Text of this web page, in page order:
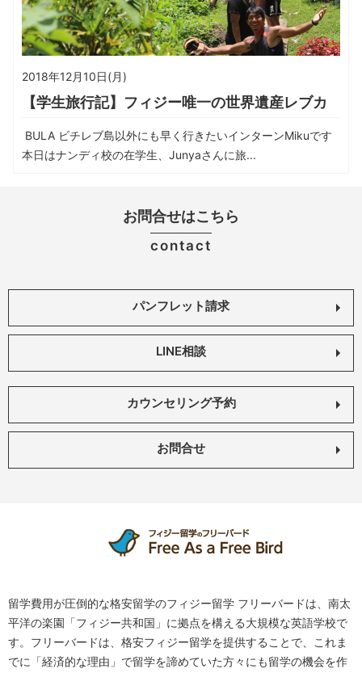
2018年12月10日(月)
【学生旅行記】フィジー唯一の世界遺産レブカ
BULA ビチレブ島以外にも早く行きたいインターンMikuです
本日はナンディ校の在学生、Junyaさんに旅...
お問合せはこちら
contact
パンフレット請求
LINE相談
カウンセリング予約
お問合せ
留学費用が圧倒的な格安留学のフィジー留学 フリーバードは、南太
平洋の楽園「フィジー共和国」に拠点を構える大規模な英語学校で
す。フリーバードは、格安フィジー留学を提供することで、これま
でに「経済的な理由」で留学を諦めていた方々にも留学の機会を作